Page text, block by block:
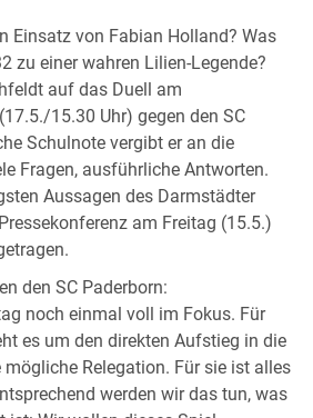
Einsatz von Fabian Holland? Was
zu einer wahren Lilien-Legende?
auf das Duell am
15.30 Uhr) gegen den SC
Schulnote vergibt er an die
Fragen, ausführliche Antworten.
Aussagen des Darmstädter
am Freitag (15.5.)
den SC Paderborn:
noch einmal voll im Fokus. Für
es um den direkten Aufstieg in die
mögliche Relegation. Für sie ist alles
werden wir das tun, was